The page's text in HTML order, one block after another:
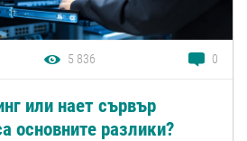
5 836 0
или нает сървър
основните разлики?